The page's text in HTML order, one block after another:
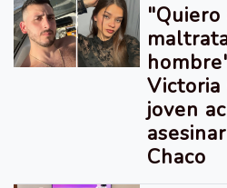
Victoria
joven
Chaco